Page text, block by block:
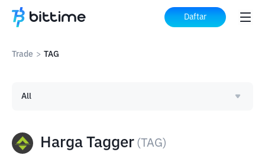
Daftar
Trade > TAG
Harga Tagger (TAG)
All